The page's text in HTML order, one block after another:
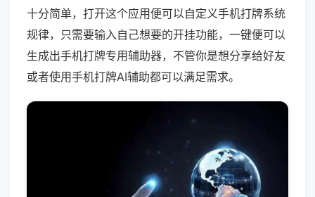
十分简单，打开这个应用便可以自定义手机打牌系统
规律，只需要输入自己想要的开挂功能，一键便可以
生成出手机打牌专用辅助器，不管你是想分享给好友
或者使用手机打牌AI辅助都可以满足需求。